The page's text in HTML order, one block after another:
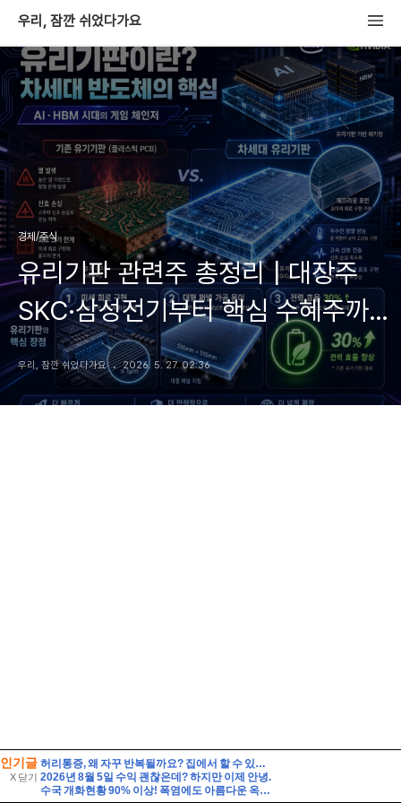
인기글
X 닫기
허리통증, 왜 자꾸 반복될까요? 집에서 할 수 있는 관리법과 지압법 총정리 by 상봉역안마원 편백힐링안마원
2026년 8월 5일 수익 괜찮은데? 하지만 이제 안녕.
수국 개화현황 90% 이상! 폭염에도 아름다운 옥천묘목공원